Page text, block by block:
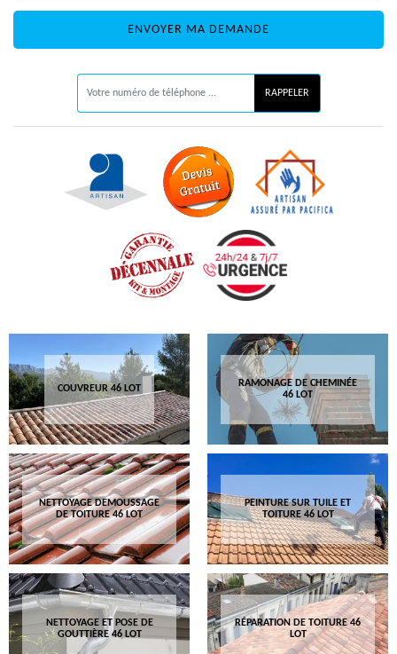
COUVREUR 46 LOT
RAMONAGE DE CHEMINÉE
46 LOT
NETTOYAGE DEMOUSSAGE
DE TOITURE 46 LOT
PEINTURE SUR TUILE ET
TOITURE 46 LOT
NETTOYAGE ET POSE DE
GOUTTIÈRE 46 LOT
RÉPARATION DE TOITURE 46
LOT